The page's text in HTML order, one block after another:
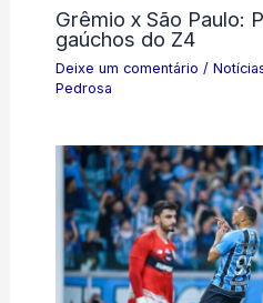
Grêmio x São Paulo:
gaúchos do Z4
Deixe um comentário /
Pedrosa